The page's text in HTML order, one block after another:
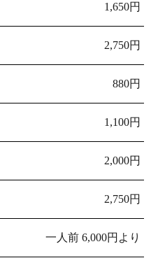
1,650円
2,750円
880円
1,100円
2,000円
2,750円
一人前 6,000円より